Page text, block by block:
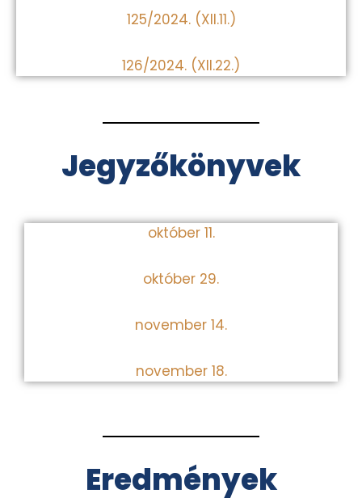
125/2024. (XII.11.)
126/2024. (XII.22.)
Jegyzőkönyvek
október 11.
október 29.
november 14.
november 18.
Eredmények